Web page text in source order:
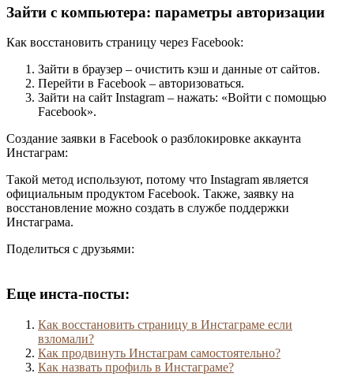
Зайти с компьютера: параметры авторизации
Как восстановить страницу через Facebook:
Зайти в браузер – очистить кэш и данные от сайтов.
Перейти в Facebook – авторизоваться.
Зайти на сайт Instagram – нажать: «Войти с помощью
Facebook».
Создание заявки в Facebook о разблокировке аккаунта
Инстаграм:
Такой метод используют, потому что Instagram является
официальным продуктом Facebook. Также, заявку на
восстановление можно создать в службе поддержки
Инстаграма.
Поделиться с друзьями:
Еще инста-посты:
Как восстановить страницу в Инстаграме если
взломали?
Как продвинуть Инстаграм самостоятельно?
Как назвать профиль в Инстаграме?